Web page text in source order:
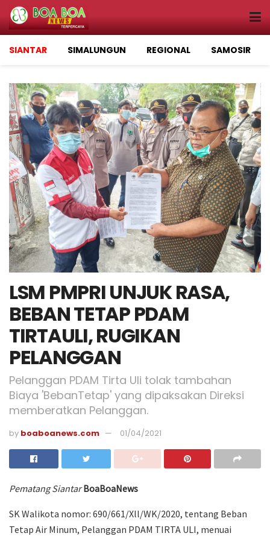
SIANTAR SIMALUNGUN REGIONAL SAMOSIR
LSM PMPRI UNJUK RASA,
BEBAN TETAP PDAM
TIRTAULI, RUGIKAN
PELANGGAN
Pelanggan PDAM Tirta Uli tolak tambahan
Biaya 'BebanTetap' yang dipaksakan Direksi
memberatkan Pelanggan.
by boaboanews.com 01/04/2021
Pematang SiantarBoaBoaNews
SK Walikota nomor: 690/661/Xll/WK/2020, tentang Beban
Tetap Air Minum, Pelanggan PDAM TIRTA ULI, menuai